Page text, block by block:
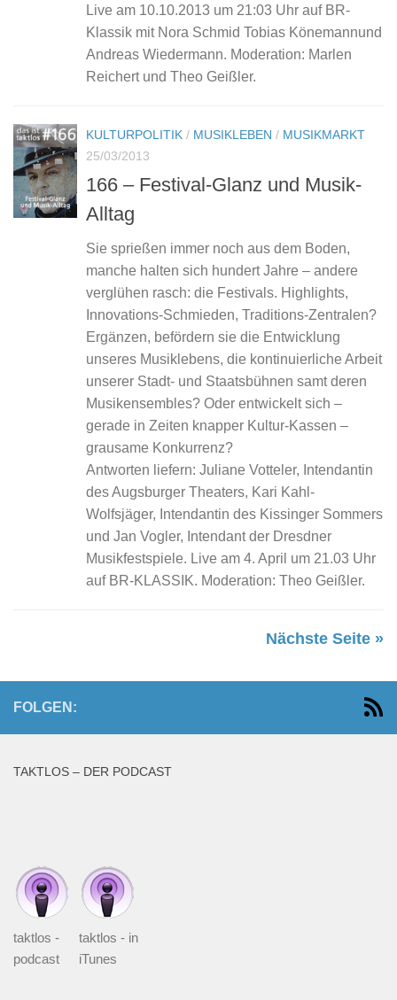
Live am 10.10.2013 um 21:03 Uhr auf BR-
Klassik mit Nora Schmid Tobias Könemannund
Andreas Wiedermann. Moderation: Marlen
Reichert und Theo Geißler.
KULTURPOLITIK / MUSIKLEBEN / MUSIKMARKT
25/03/2013
166 – Festival-Glanz und Musik-
Alltag
Sie sprießen immer noch aus dem Boden,
manche halten sich hundert Jahre – andere
verglühen rasch: die Festivals. Highlights,
Innovations-Schmieden, Traditions-Zen­tralen?
Ergänzen, befördern sie die Entwicklung
unseres Musiklebens, die kontinuierliche Arbeit
unserer Stadt- und Staatsbühnen samt deren
Musikensembles? Oder entwickelt sich –
gerade in Zeiten knapper Kultur-Kassen –
grausame Konkurrenz?
Antworten liefern: Juliane Votteler, Intendantin
des Augsburger Thea­ters, Kari Kahl-
Wolfsjäger, Intendantin des Kissinger Sommers
und Jan Vogler, Intendant der Dresdner
Musikfestspiele. Live am 4. April um 21.03 Uhr
auf BR-KLASSIK. Moderation: Theo Geißler.
Nächste Seite »
FOLGEN:
TAKTLOS – DER PODCAST
taktlos -
podcast
taktlos - in
iTunes